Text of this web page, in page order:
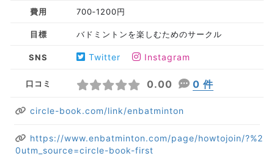
費用 700‐1200円
目標 バドミントンを楽しむためのサークル
SNS Twitter Instagram
口コミ 0.00 0 件
circle-book.com/link/enbatminton
https://www.enbatminton.com/page/howtojoin/?%2
0utm_source=circle-book-first